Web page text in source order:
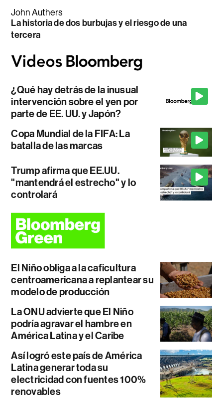
John Authers
La historia de dos burbujas y el riesgo de una
tercera
¿Qué hay detrás de la inusual
intervención sobre el yen por
parte de EE. UU. y Japón?
Copa Mundial de la FIFA: La
batalla de las marcas
Trump afirma que EE.UU.
"mantendrá el estrecho" y lo
controlará
El Niño obliga a la caficultura
centroamericana a replantear su
modelo de producción
La ONU advierte que El Niño
podría agravar el hambre en
América Latina y el Caribe
Así logró este país de América
Latina generar toda su
electricidad con fuentes 100%
renovables